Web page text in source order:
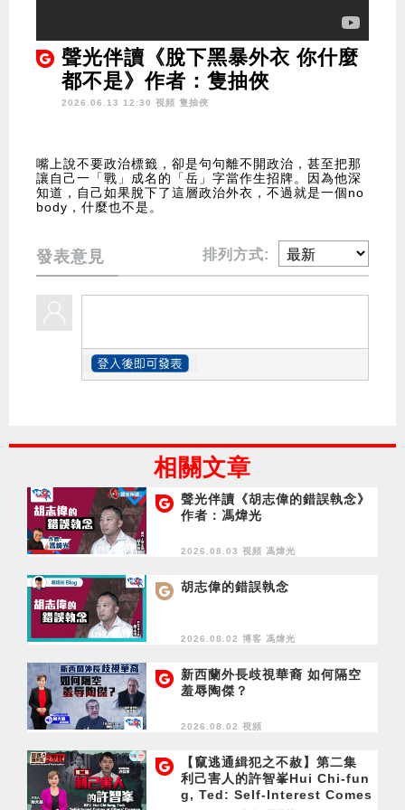
聲光伴讀《脫下黑暴外衣 你什麼
都不是》作者：隻抽俠
2026.06.13 12:30 視頻 隻抽俠
嘴上說不要政治標籤，卻是句句離不開政治，甚至把那
讓自己一「戰」成名的「岳」字當作生招牌。因為他深
知道，自己如果脫下了這層政治外衣，不過就是一個no
body，什麼也不是。
發表意見 排列方式:
相關文章
聲光伴讀《胡志偉的錯誤執念》
作者：馮煒光
2026.08.03 視頻 馮煒光
胡志偉的錯誤執念
2026.08.02 博客 馮煒光
新西蘭外長歧視華裔 如何隔空
羞辱陶傑？
2026.08.02 視頻
【竄逃通緝犯之不赦】第二集
利己害人的許智峯Hui Chi-fun
g, Ted: Self-Interest Comes